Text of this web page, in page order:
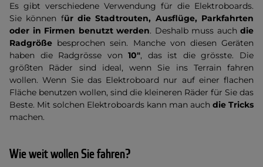
Es gibt verschiedene Verwendung für die Elektroboards.
Sie können für die Stadtrouten, Ausflüge, Parkfahrten
oder in Firmen benutzt werden. Deshalb muss auch die
Radgröße besprochen sein. Manche von diesen Geräten
haben die Radgrösse von10", das ist die grösste. Die
größten Räder sind ideal, wenn Sie ins Terrain fahren
wollen. Wenn Sie das Elektroboard nur auf einer flachen
Fläche benutzen wollen, sind die kleineren Räder für Sie das
Beste. Mit solchen Elektroboards kann man auch die Tricks
machen.
Wie weit wollen Sie fahren?